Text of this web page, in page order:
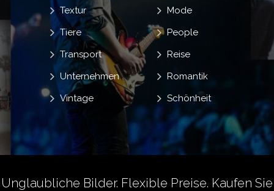
Mode
People
Reise
Romantik
Schönheit
Textur
Tiere
Transport
Unternehmen
Vintage
Unglaubliche Bilder. Flexible Preise. Kaufen Sie